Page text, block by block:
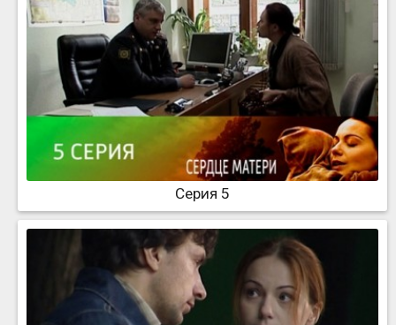
Серия 5